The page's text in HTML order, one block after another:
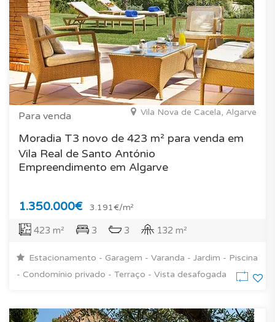
Para venda Vila Nova de Cacela, Algarve
Moradia T3 novo de 423 m² para venda em
Vila Real de Santo António
Empreendimento em Algarve
1.350.000€ 3.191€/m²
423 m² 3 3 132 m²
Estacionamento - Garagem - Varanda - Jardim - Piscina
- Condomínio privado - Terraço - Vista desafogada